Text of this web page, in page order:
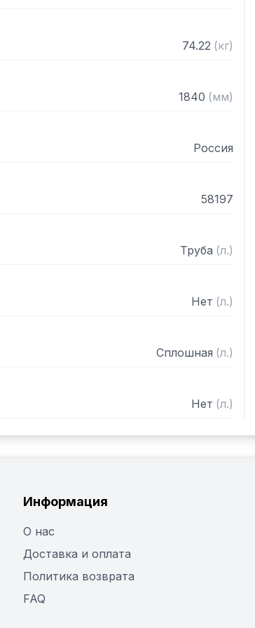
74.22 (кг)
1840 (мм)
Россия
58197
Труба (л.)
Нет (л.)
Сплошная (л.)
Нет (л.)
Информация
О нас
Доставка и оплата
Политика возврата
FAQ